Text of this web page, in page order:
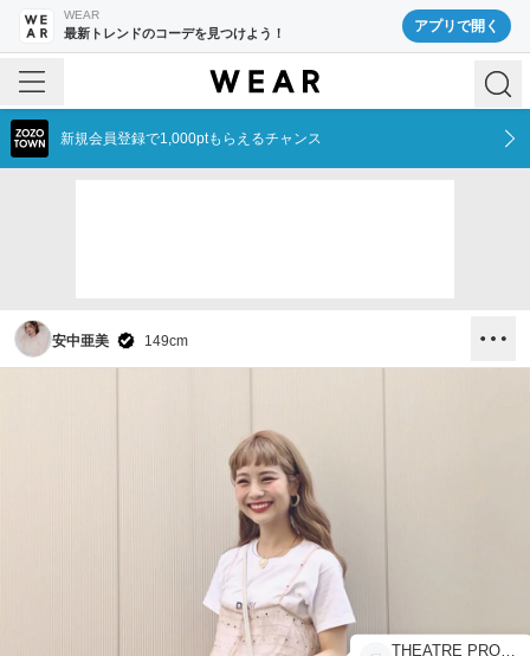
WEAR
最新トレンドのコーデを見つけよう！ アプリで開く
新規会員登録で1,000ptもらえるチャンス
安中亜美 149cm